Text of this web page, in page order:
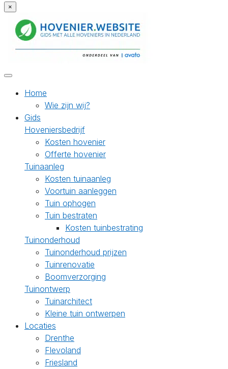
×
Home
Wie zijn wij?
Gids
Hoveniersbedrijf
Kosten hovenier
Offerte hovenier
Tuinaanleg
Kosten tuinaanleg
Voortuin aanleggen
Tuin ophogen
Tuin bestraten
Kosten tuinbestrating
Tuinonderhoud
Tuinonderhoud prijzen
Tuinrenovatie
Boomverzorging
Tuinontwerp
Tuinarchitect
Kleine tuin ontwerpen
Locaties
Drenthe
Flevoland
Friesland